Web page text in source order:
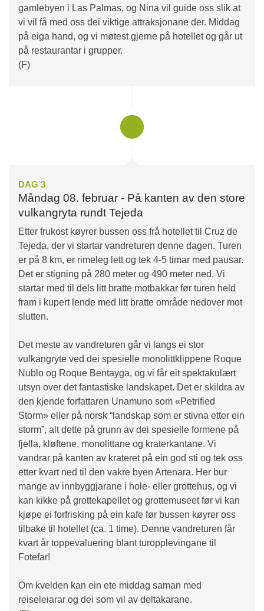
gamlebyen i Las Palmas, og Nina vil guide oss slik at
vi vil få med oss dei viktige attraksjonane der. Middag
på eiga hand, og vi møtest gjerne på hotellet og går ut
på restaurantar i grupper.
(F)
DAG 3
Måndag 08. februar - På kanten av den store
vulkangryta rundt Tejeda
Etter frukost køyrer bussen oss frå hotellet til Cruz de
Tejeda, der vi startar vandreturen denne dagen. Turen
er på 8 km, er rimeleg lett og tek 4-5 timar med pausar.
Det er stigning på 280 meter og 490 meter ned. Vi
startar med til dels litt bratte motbakkar før turen held
fram i kupert lende med litt bratte område nedover mot
slutten.
Det meste av vandreturen går vi langs ei stor
vulkangryte ved dei spesielle monolittklippene Roque
Nublo og Roque Bentayga, og vi får eit spektakulært
utsyn over det fantastiske landskapet. Det er skildra av
den kjende forfattaren Unamuno som «Petrified
Storm» eller på norsk “landskap som er stivna etter ein
storm”, alt dette på grunn av dei spesielle formene på
fjella, kløftene, monolittane og kraterkantane. Vi
vandrar på kanten av krateret på ein god sti og tek oss
etter kvart ned til den vakre byen Artenara. Her bur
mange av innbyggjarane i hole- eller grottehus, og vi
kan kikke på grottekapellet og grottemuseet før vi kan
kjøpe ei forfrisking på ein kafe før bussen køyrer oss
tilbake til hotellet (ca. 1 time). Denne vandreturen får
kvart år toppevaluering blant turopplevingane til
Fotefar!
Om kvelden kan ein ete middag saman med
reiseleiarar og dei som vil av deltakarane.